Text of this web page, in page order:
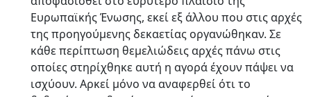
Ευρωπαϊκής Ένωσης, εκεί εξ άλλου που στις αρχές
της προηγούμενης δεκαετίας οργανώθηκαν. Σε
κάθε περίπτωση θεμελιώδεις αρχές πάνω στις
οποίες στηρίχθηκε αυτή η αγορά έχουν πάψει να
ισχύουν. Αρκεί μόνο να αναφερθεί ότι το